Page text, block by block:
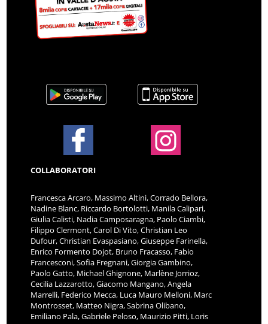
COLLABORATORI
Francesca Arcaro, Massimo Altini, Corrado Bellora,
Nadine Blanc, Riccardo Bortolotti, Manila Calipari,
Giulia Calisti, Nadia Camposaragna, Paolo Ciambi,
Filippo Clermont, Carol Di Vito, Christian Leo
Dufour, Christian Evaspasiano, Giuseppe Farinella,
Enrico Formento Dojot, Bruno Fracasso, Fabio
Francesconi, Sofia Fregnani, Giorgia Gambino,
Paolo Gatto, Michael Ghignone, Marlène Jorrioz,
Cecilia Lazzarotto, Giacomo Mangano, Angela
Marrelli, Federico Mecca, Luca Mauro Melloni, Marc
Montrosset, Matteo Nigra, Sabrina Olibano,
Emiliano Pala, Gabriele Peloso, Maurizio Pitti, Loris